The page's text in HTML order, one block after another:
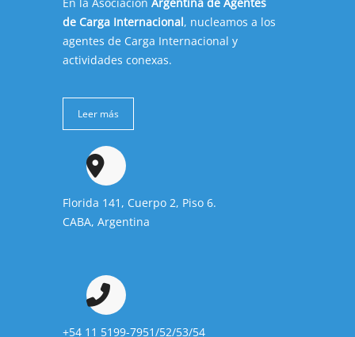
de Carga Internacional, nucleamos a los
agentes de Carga Internacional y
actividades conexas.
Leer más
Florida 141, Cuerpo 2, Piso 6.
CABA, Argentina
+54 11 5199-7951/52/53/54